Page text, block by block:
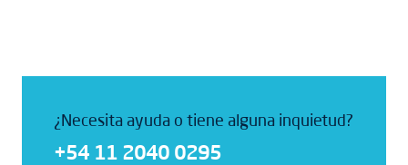
¿Necesita ayuda o tiene alguna inquietud?
+54 11 2040 0295